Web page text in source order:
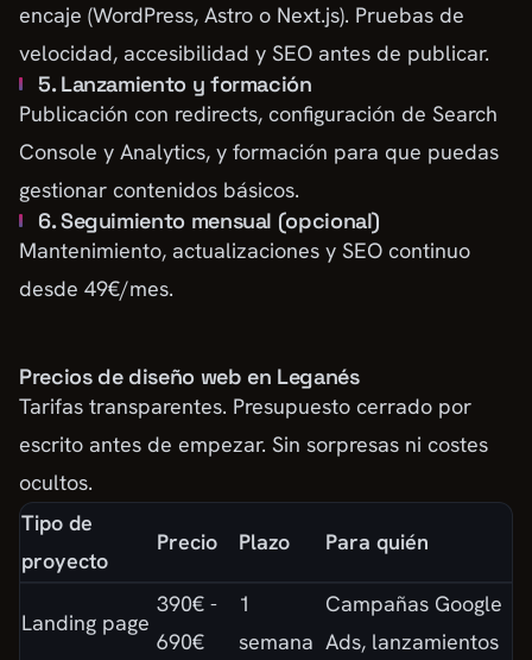
encaje (WordPress, Astro o Next.js). Pruebas de
velocidad, accesibilidad y SEO antes de publicar.
5. Lanzamiento y formación
Publicación con redirects, configuración de Search
Console y Analytics, y formación para que puedas
gestionar contenidos básicos.
6. Seguimiento mensual (opcional)
Mantenimiento, actualizaciones y SEO continuo
desde 49€/mes.
Precios de diseño web en Leganés
Tarifas transparentes. Presupuesto cerrado por
escrito antes de empezar. Sin sorpresas ni costes
ocultos.
Tipo de
proyecto
Precio Plazo Para quién
Landing page
390€ -
690€
1
semana
Campañas Google
Ads, lanzamientos